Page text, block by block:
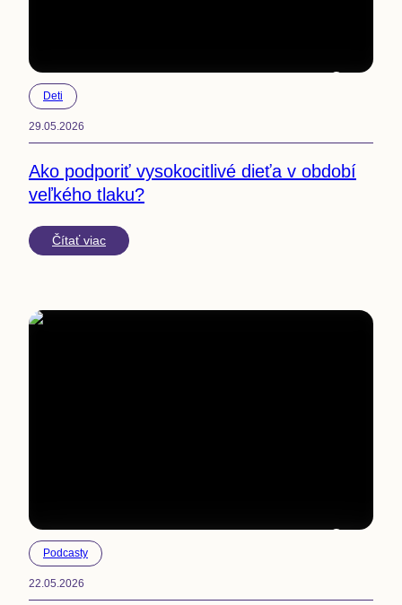
29.05.2026
Deti
Ako podporiť vysokocitlivé dieťa v období
veľkého tlaku?
Čítať viac
22.05.2026
Podcasty